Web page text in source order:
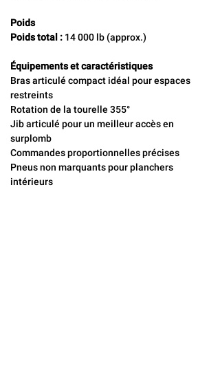
Poids
Poids total : 14 000 lb (approx.)
Équipements et caractéristiques
Bras articulé compact idéal pour espaces
restreints
Rotation de la tourelle 355°
Jib articulé pour un meilleur accès en
surplomb
Commandes proportionnelles précises
Pneus non marquants pour planchers
intérieurs